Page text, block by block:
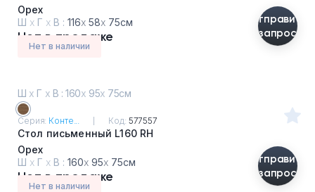
Орех
Ш х Г х В : 116х 58х 75см
Нет в продаже
Нет в наличии
Отправить
запрос
Ш х Г х В : 160х 95х 75см
Серия: Конте... Код: 577557
Стол письменный L160 RH
Орех
Ш х Г х В : 160х 95х 75см
Нет в продаже
Нет в наличии
Отправить
запрос